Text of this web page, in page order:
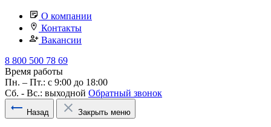
О компании
Контакты
Вакансии
8 800 500 78 69
Время работы
Пн. – Пт.: с 9:00 до 18:00
Сб. - Вс.: выходной Обратный звонок
Назад Закрыть меню